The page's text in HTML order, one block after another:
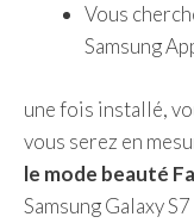
Vous
Samsung
une fois installé,
vous serez en
le mode beauté
Samsung Galaxy